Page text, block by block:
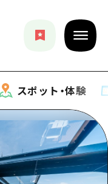
スポット・体験